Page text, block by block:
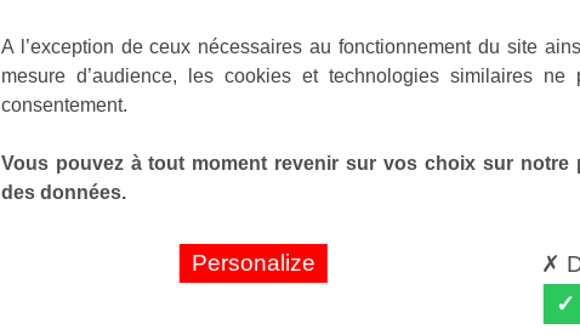
A l’exception de ceux nécessaires au fonctionnement du site
mesure d’audience, les cookies et technologies similaires ne
consentement.
Vous pouvez à tout moment revenir sur vos choix sur notre
des données.
Personalize